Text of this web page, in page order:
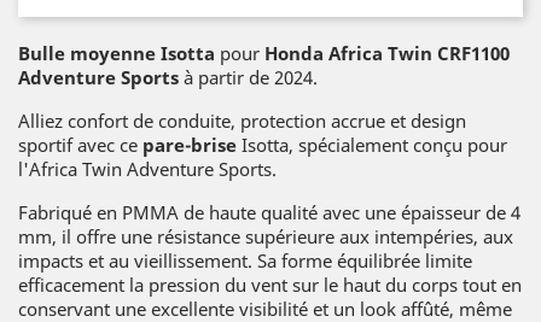
Bulle moyenne Isotta pour Honda Africa Twin CRF1100
Adventure Sports à partir de 2024.
Alliez confort de conduite, protection accrue et design
sportif avec ce pare-brise Isotta, spécialement conçu pour
l'Africa Twin Adventure Sports.
Fabriqué en PMMA de haute qualité avec une épaisseur de 4
mm, il offre une résistance supérieure aux intempéries, aux
impacts et au vieillissement. Sa forme équilibrée limite
efficacement la pression du vent sur le haut du corps tout en
conservant une excellente visibilité et un look affûté, même